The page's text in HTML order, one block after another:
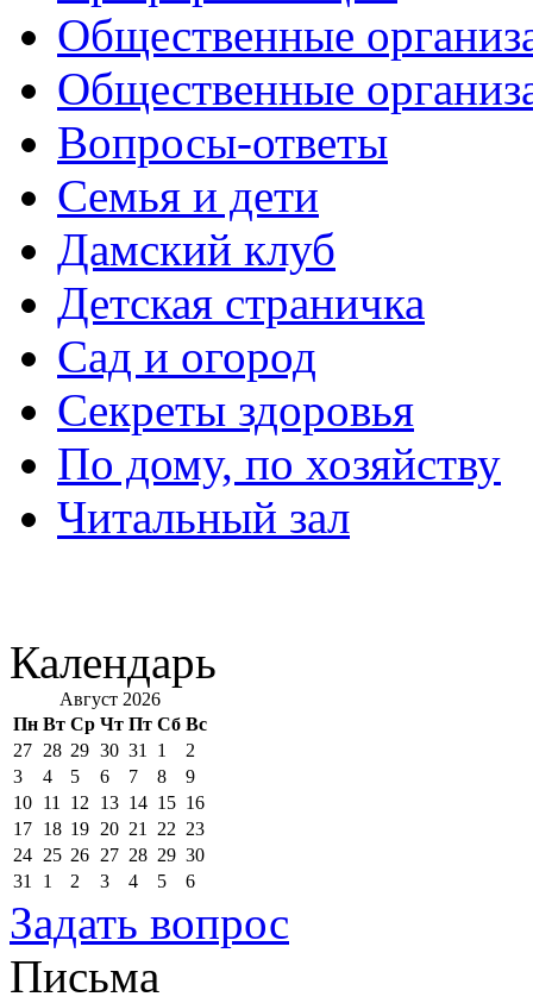
Общественные
Общественные
Вопросы-ответы
Семья и дети
Дамский клуб
Детская страничка
Сад и огород
Секреты здоровья
По дому, по хозяйству
Читальный зал
Календарь
Август 2026
Пн Вт Ср Чт Пт Сб Вс
27 28 29 30 31 1
2
3
4 5 6 7 8
9
10 11 12 13 14 15 16
17 18 19 20 21 22 23
24 25 26 27 28 29 30
31
1 2 3 4 5 6
Задать вопрос
Письма